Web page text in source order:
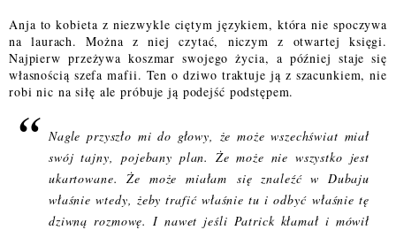
Anja to kobieta z niezwykle ciętym językiem, która nie spoczywa
na laurach. Można z niej czytać, niczym z otwartej księgi.
Najpierw przeżywa koszmar swojego życia, a później staje się
własnością szefa mafii. Ten o dziwo traktuje ją z szacunkiem, nie
robi nic na siłę ale próbuje ją podejść podstępem.
Nagle przyszło mi do głowy, że może wszechświat miał
swój tajny,pojebany plan. Że może nie wszystko jest
ukartowane. Że może miałam się znaleźć w Dubaju
właśnie wtedy, żeby trafić właśnie tu i odbyć właśnie tę
dziwną rozmowę. I nawet jeśli Patrick kłamał i mówił